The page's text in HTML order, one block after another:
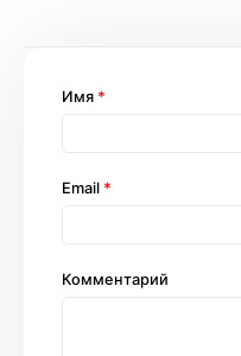
Комментарий
Имя *
Email *